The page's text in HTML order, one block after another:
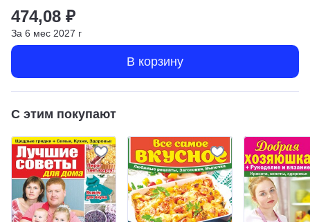
474,08 ₽
За 6 мес 2027 г
В корзину
С этим покупают